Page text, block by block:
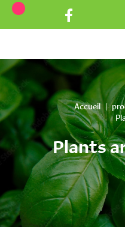
Aller au texte
Aller au menu
Accueil |
Plants